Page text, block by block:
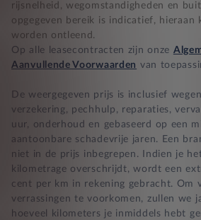
BB 14 dagen bedenktijd
Zekerheid bij klachten
rijsnelheid, wegomstandigheden en
opgegeven bereik is indicatief, hieraan
worden ontleend.
Op alle leasecontracten zijn onze
Aanvullende Voorwaarden van
De weergegeven prijs is inclusief
verzekering, pechhulp, reparaties,
uur, onderhoud en gebaseerd op een
aantoonbare schadevrije jaren. Een
niet in de prijs inbegrepen. Indien je
kilometrage overschrijdt, wordt een
cent per km in rekening gebracht. Om
verrassingen te voorkomen, zullen we
hoeveel kilometers je inmiddels hebt